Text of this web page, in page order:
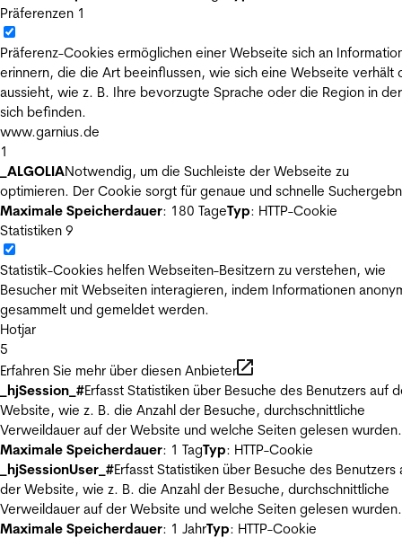
Präferenzen 1
Präferenz-Cookies ermöglichen einer Webseite sich an
erinnern, die die Art beeinflussen, wie sich eine Webseite verhält
aussieht, wie z. B. Ihre bevorzugte Sprache oder die Region in
sich befinden.
www.garnius.de
1
_ALGOLIANotwendig, um die Suchleiste der Webseite zu
optimieren. Der Cookie sorgt für genaue und schnelle
Maximale Speicherdauer: 180 TageTyp: HTTP-Cookie
Statistiken 9
Statistik-Cookies helfen Webseiten-Besitzern zu verstehen, wie
Besucher mit Webseiten interagieren, indem Informationen
gesammelt und gemeldet werden.
Hotjar
5
Erfahren Sie mehr über diesen Anbieter
_hjSession_#Erfasst Statistiken über Besuche des Benutzers auf
Website, wie z. B. die Anzahl der Besuche, durchschnittliche
Verweildauer auf der Website und welche Seiten gelesen wurden.
Maximale Speicherdauer: 1 TagTyp: HTTP-Cookie
_hjSessionUser_#Erfasst Statistiken über Besuche des Benutzers
der Website, wie z. B. die Anzahl der Besuche, durchschnittliche
Verweildauer auf der Website und welche Seiten gelesen wurden.
Maximale Speicherdauer: 1 JahrTyp: HTTP-Cookie